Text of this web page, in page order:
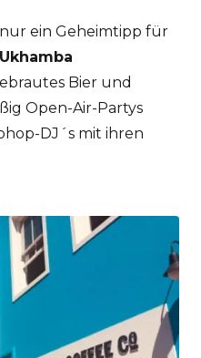
ein Geheimtipp für
Ukhamba
Bier und
Open-Air-Partys
DJ´s mit ihren